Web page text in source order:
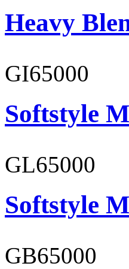
Heavy
GI65000
Softstyle
GL65000
Softstyle
GB65000